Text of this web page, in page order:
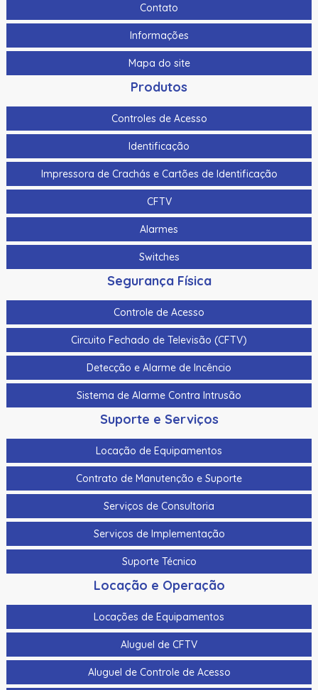
Contato
Informações
Mapa do site
Produtos
Controles de Acesso
Identificação
Impressora de Crachás e Cartões de Identificação
CFTV
Alarmes
Switches
Segurança Física
Controle de Acesso
Circuito Fechado de Televisão (CFTV)
Detecção e Alarme de Incêncio
Sistema de Alarme Contra Intrusão
Suporte e Serviços
Locação de Equipamentos
Contrato de Manutenção e Suporte
Serviços de Consultoria
Serviços de Implementação
Suporte Técnico
Locação e Operação
Locações de Equipamentos
Aluguel de CFTV
Aluguel de Controle de Acesso